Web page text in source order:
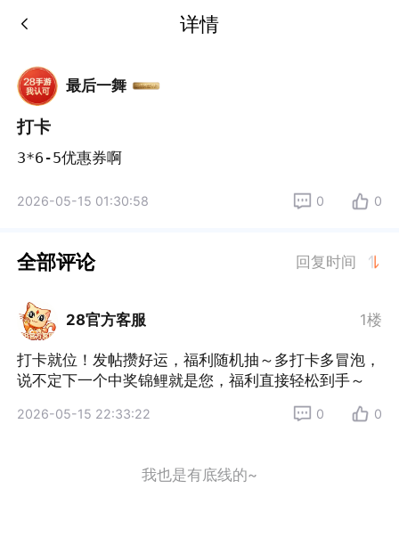
详情
最后一舞
打卡
3*6-5优惠券啊
2026-05-15 01:30:58 0 0
全部评论 回复时间
28官方客服 1楼
打卡就位！发帖攒好运，福利随机抽～多打卡多冒泡，
说不定下一个中奖锦鲤就是您，福利直接轻松到手～
2026-05-15 22:33:22 0 0
我也是有底线的~